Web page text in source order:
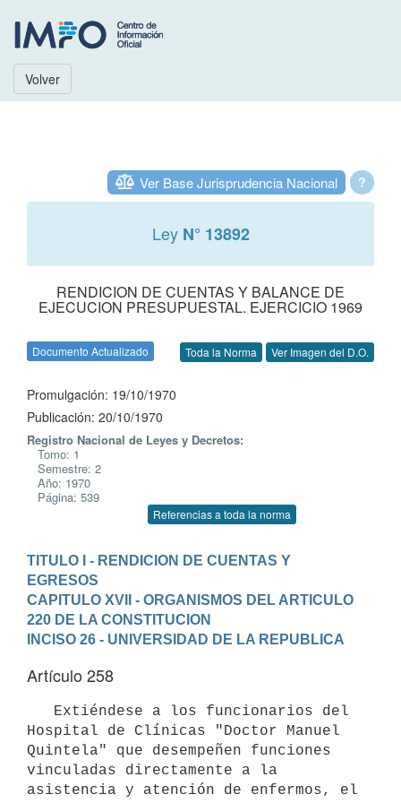
Volver
?
Ver Base Jurisprudencia Nacional
Ley N° 13892
RENDICION DE CUENTAS Y BALANCE DE
EJECUCION PRESUPUESTAL. EJERCICIO 1969
Documento Actualizado Toda la Norma Ver Imagen del D.O.
Promulgación: 19/10/1970
Publicación: 20/10/1970
Registro Nacional de Leyes y Decretos:
Tomo: 1
Semestre: 2
Año: 1970
Página: 539
Referencias a toda la norma
TITULO I - RENDICION DE CUENTAS Y
EGRESOS
CAPITULO XVII - ORGANISMOS DEL ARTICULO
220 DE LA CONSTITUCION
INCISO 26 - UNIVERSIDAD DE LA REPUBLICA
Artículo 258
Hospital de Clínicas "Doctor Manuel
Quintela" que desempeñen funciones
vinculadas directamente a la
asistencia y atención de enfermos, el